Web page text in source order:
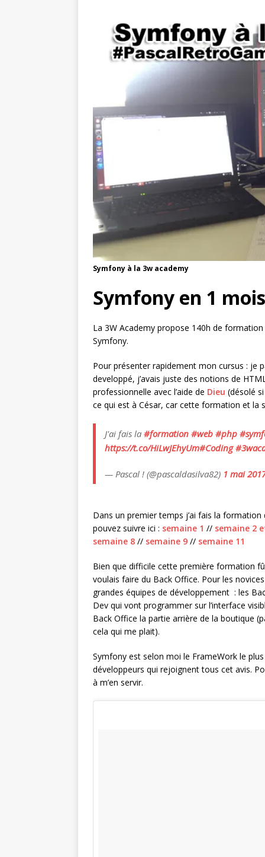
Symfony à la 3w academy
Symfony en 1
La 3W Academy propose 140h de
Symfony.
Pour présenter rapidement mon cursus : je
developpé, j’avais juste des notions de
professionnelle avec l’aide de Dieu (désolé
ce qui est à César, car cette formation et la
J'ai fais la #formation #web #php
https://t.co/HiLwJEhyUm#Coding
— Pascal ! (@pascaldasilva82) 1 mai
Dans un premier temps j’ai fais la
pouvez suivre ici : semaine 1 // semaine 2
semaine 8 // semaine 9 // semaine 11
Bien que difficile cette première formation
voulais faire du Back Office. Pour les
grandes équipes de développement : les
Dev qui vont programmer sur l’interface
Back Office la partie arrière de la boutique
cela qui me plait).
Symfony est selon moi le FrameWork le
développeurs qui rejoignent tous cet avis.
à m’en servir.